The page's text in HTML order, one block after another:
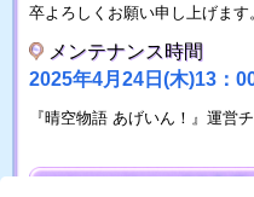
卒よろしくお願い申し上げます
メンテナンス時間
2025年4月24日(木)13：
『晴空物語 あげいん！』運営